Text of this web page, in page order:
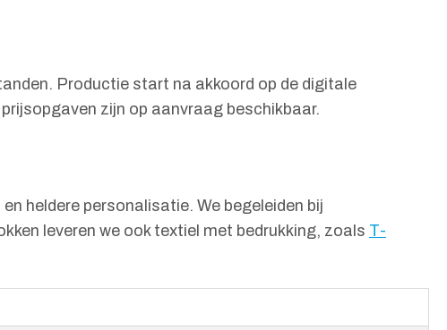
Productie start na akkoord op de digitale
zijn op aanvraag beschikbaar.
heldere personalisatie. We begeleiden bij
leveren we ook textiel met bedrukking, zoals T-